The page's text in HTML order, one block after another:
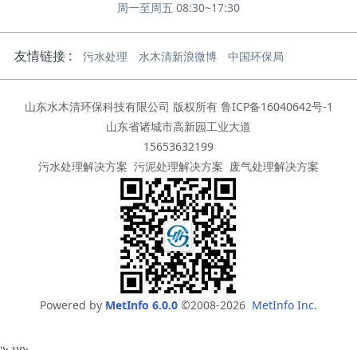
周一至周五 08:30~17:30
友情链接 : 污水处理 水木清新浪微博 中国环保局
山东水木清环保科技有限公司 版权所有 鲁ICP备16040642号-1
山东省诸城市高新园工业大道
15653632199
污水处理解决方案 污泥处理解决方案 废气处理解决方案
Powered by MetInfo 6.0.0 ©2008-2026 MetInfo Inc.